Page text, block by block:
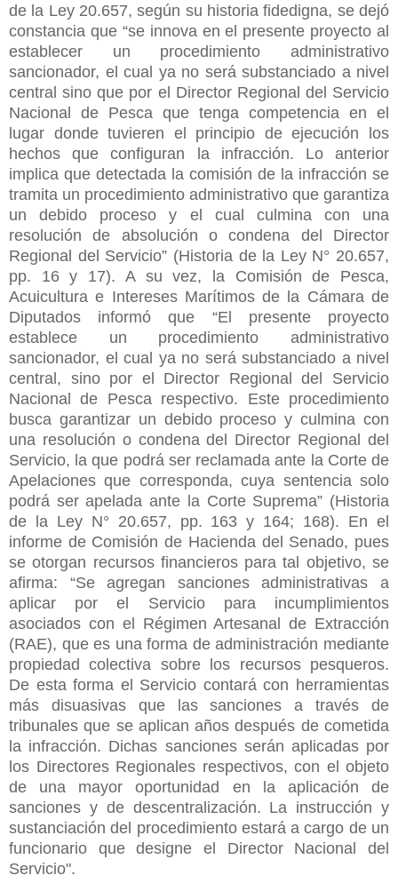
de la Ley 20.657, según su historia fidedigna, se dejó
constancia que “se innova en el presente proyecto al
establecer un procedimiento administrativo
sancionador, el cual ya no será substanciado a nivel
central sino que por el Director Regional del Servicio
Nacional de Pesca que tenga competencia en el
lugar donde tuvieren el principio de ejecución los
hechos que configuran la infracción. Lo anterior
implica que detectada la comisión de la infracción se
tramita un procedimiento administrativo que garantiza
un debido proceso y el cual culmina con una
resolución de absolución o condena del Director
Regional del Servicio” (Historia de la Ley N° 20.657,
pp. 16 y 17). A su vez, la Comisión de Pesca,
Acuicultura e Intereses Marítimos de la Cámara de
Diputados informó que “El presente proyecto
establece un procedimiento administrativo
sancionador, el cual ya no será substanciado a nivel
central, sino por el Director Regional del Servicio
Nacional de Pesca respectivo. Este procedimiento
busca garantizar un debido proceso y culmina con
una resolución o condena del Director Regional del
Servicio, la que podrá ser reclamada ante la Corte de
Apelaciones que corresponda, cuya sentencia solo
podrá ser apelada ante la Corte Suprema” (Historia
de la Ley N° 20.657, pp. 163 y 164; 168). En el
informe de Comisión de Hacienda del Senado, pues
se otorgan recursos financieros para tal objetivo, se
afirma: “Se agregan sanciones administrativas a
aplicar por el Servicio para incumplimientos
asociados con el Régimen Artesanal de Extracción
(RAE), que es una forma de administración mediante
propiedad colectiva sobre los recursos pesqueros.
De esta forma el Servicio contará con herramientas
más disuasivas que las sanciones a través de
tribunales que se aplican años después de cometida
la infracción. Dichas sanciones serán aplicadas por
los Directores Regionales respectivos, con el objeto
de una mayor oportunidad en la aplicación de
sanciones y de descentralización. La instrucción y
sustanciación del procedimiento estará a cargo de un
funcionario que designe el Director Nacional del
Servicio".